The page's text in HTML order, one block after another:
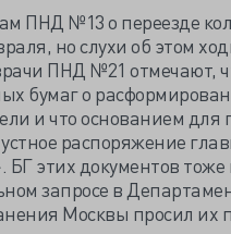
ПНД №13 о переезде
но слухи об этом
ПНД №21 отмечают,
бумаг о
и что основанием для
распоряжение
этих документов тоже
запросе в
Москвы просил их